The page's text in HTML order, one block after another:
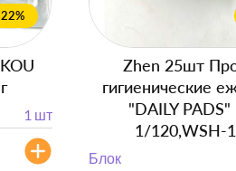
1 шт
Zhen 25шт
гигиенические
"DAILY
1/120,WSH-
Блок